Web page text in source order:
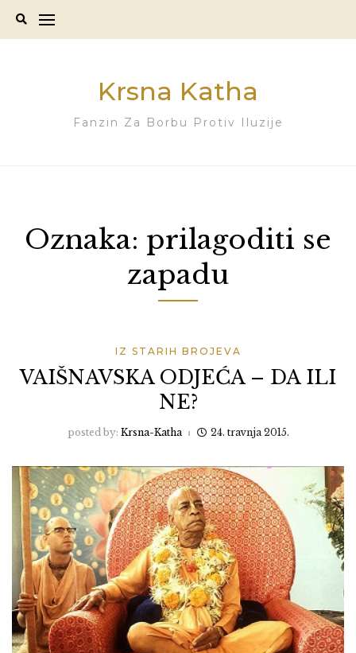
Krsna Katha
Fanzin Za Borbu Protiv Iluzije
Oznaka: prilagoditi se
zapadu
IZ STARIH BROJEVA
VAIŠNAVSKA ODJEĆA – DA ILI
NE?
posted by: Krsna-Katha 24. travnja 2015.